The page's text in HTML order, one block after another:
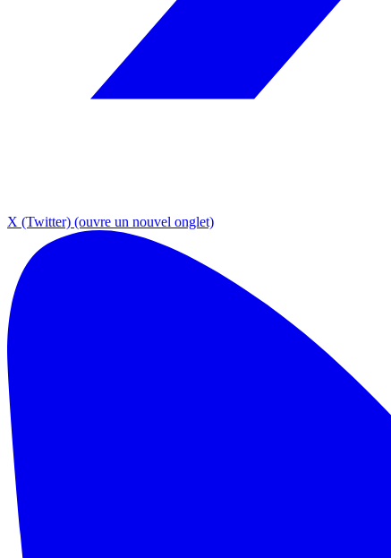
X (Twitter) (ouvre un nouvel onglet)